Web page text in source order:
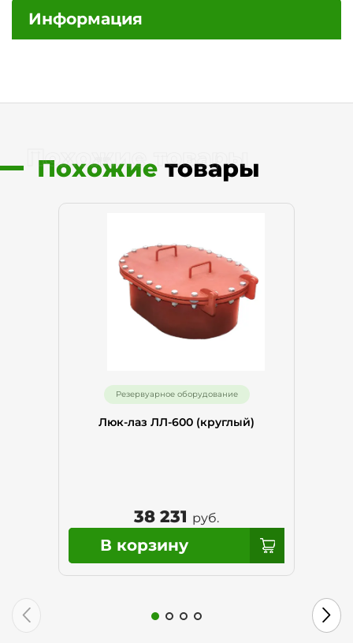
Информация
Похожие товары
Похожие товары
Резервуарное оборудование
Люк-лаз ЛЛ-600 (круглый)
38 231 руб.